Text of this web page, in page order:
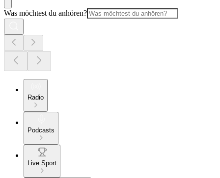
Was möchtest du anhören?
Radio
Podcasts
Live Sport